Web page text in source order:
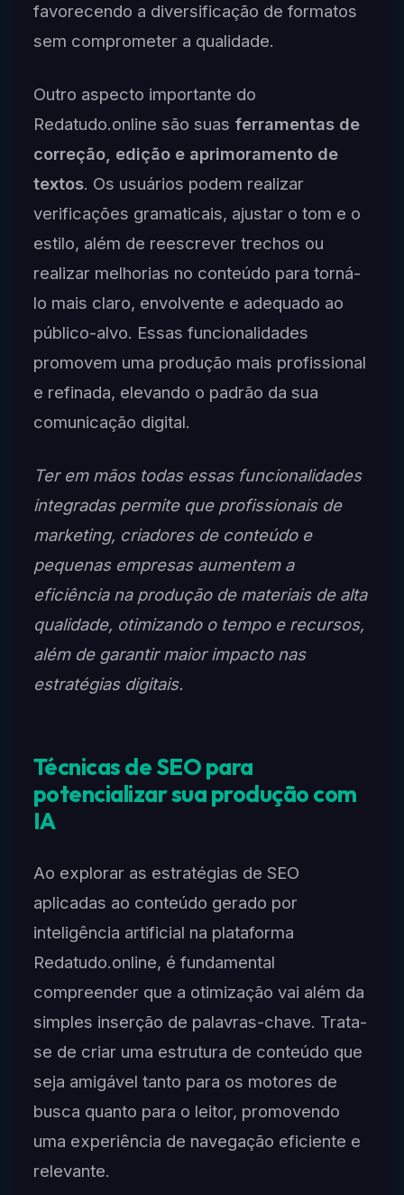
favorecendo a diversificação de formatos
sem comprometer a qualidade.
Outro aspecto importante do
Redatudo.online são suas ferramentas de
correção, edição e aprimoramento de
textos. Os usuários podem realizar
verificações gramaticais, ajustar o tom e o
estilo, além de reescrever trechos ou
realizar melhorias no conteúdo para torná-
lo mais claro, envolvente e adequado ao
público-alvo. Essas funcionalidades
promovem uma produção mais profissional
e refinada, elevando o padrão da sua
comunicação digital.
Ter em mãos todas essas funcionalidades
integradas permite que profissionais de
marketing, criadores de conteúdo e
pequenas empresas aumentem a
eficiência na produção de materiais de alta
qualidade, otimizando o tempo e recursos,
além de garantir maior impacto nas
estratégias digitais.
Técnicas de SEO para
potencializar sua produção com
IA
Ao explorar as estratégias de SEO
aplicadas ao conteúdo gerado por
inteligência artificial na plataforma
Redatudo.online, é fundamental
compreender que a otimização vai além da
simples inserção de palavras-chave. Trata-
se de criar uma estrutura de conteúdo que
seja amigável tanto para os motores de
busca quanto para o leitor, promovendo
uma experiência de navegação eficiente e
relevante.